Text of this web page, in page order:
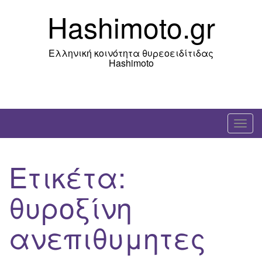
Hashimoto.gr
Ελληνική κοινότητα θυρεοειδίτιδας
Hashimoto
T
o
Ετικέτα:
θυροξίνη
ανεπιθυμητες